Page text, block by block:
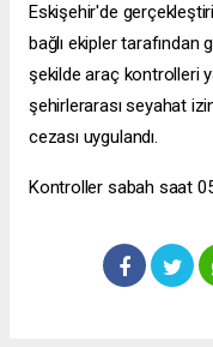
Eskişehir'de
bağlı ekipler
şekilde araç kontrolleri
şehirlerarası seyahat
cezası uygulandı.
Kontroller sabah saat